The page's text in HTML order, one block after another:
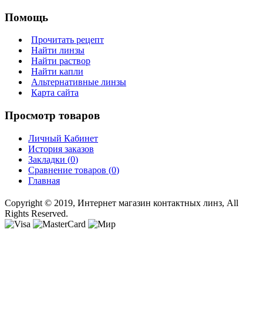
Помощь
Прочитать рецепт
Найти линзы
Найти раствор
Найти капли
Альтернативные линзы
Карта сайта
Просмотр товаров
Личный Кабинет
История заказов
Закладки (0)
Сравнение товаров (0)
Главная
Copyright © 2019, Интернет магазин контактных линз, All
Rights Reserved.